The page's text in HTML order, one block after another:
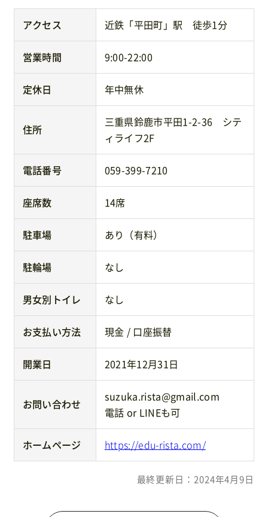
アクセス 近鉄「平田町」駅 徒歩1分
営業時間 9:00-22:00
定休日 年中無休
住所
三重県鈴鹿市平田1-2-36 シテ
ィライフ2F
電話番号 059-399-7210
座席数 14席
駐車場 あり（有料）
駐輪場 なし
男女別トイレ なし
お支払い方法 現金 / 口座振替
開業日 2021年12月31日
お問い合わせ
suzuka.rista@gmail.com
電話 or LINEも可
ホームページ https://edu-rista.com/
最終更新日：2024年4月9日